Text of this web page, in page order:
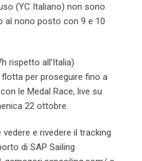
(YC Italiano) non sono
al nono posto con 9 e 10
rispetto all’Italia)
per proseguire fino a
le Medal Race, live su
22 ottobre.
e rivedere il tracking
di SAP Sailing